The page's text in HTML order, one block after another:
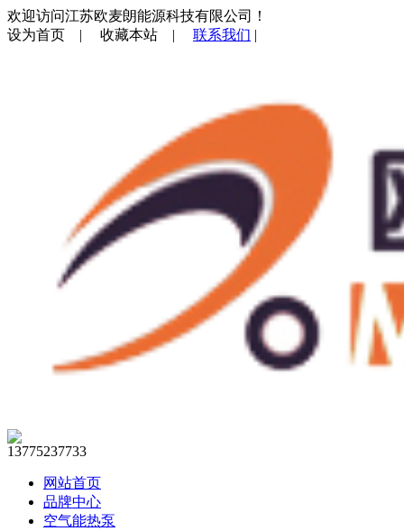
欢迎访问江苏欧麦朗能源科技有限公司！
设为首页 | 收藏本站 | 联系我们 |
13775237733
网站首页
品牌中心
空气能热泵